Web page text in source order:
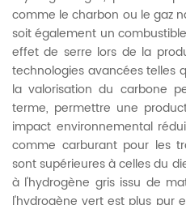
comme le charbon ou le gaz
soit également un
effet de serre lors de la
technologies avancées telles
la valorisation du carbone
terme, permettre une
impact environnemental
comme carburant pour les
sont supérieures à celles du
à l'hydrogène gris issu de
l'hydrogène vert est plus pur